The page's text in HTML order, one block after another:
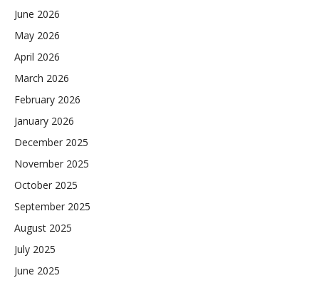
June 2026
May 2026
April 2026
March 2026
February 2026
January 2026
December 2025
November 2025
October 2025
September 2025
August 2025
July 2025
June 2025